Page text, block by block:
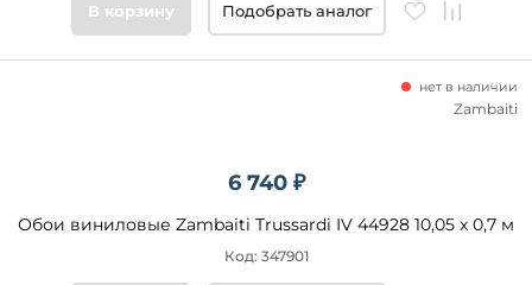
В корзину Подобрать аналог
6 740 ₽
Обои виниловые Zambaiti Trussardi IV 44928 10,05 x 0,7 м
нет в наличии
Код: 347901
Zambaiti